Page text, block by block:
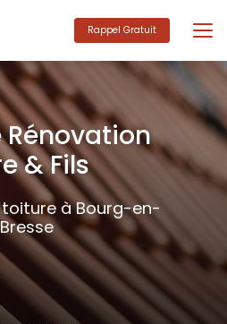
Rappel Gratuit
Rénovation
& Fils
à Bourg-en-
Bresse